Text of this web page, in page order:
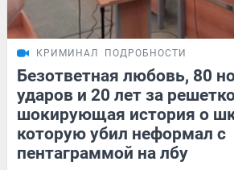
КРИМИНАЛ ПОДРОБНОСТИ
Безответная любовь, 80
ударов и 20 лет за
шокирующая история о
которую убил неформал с
пентаграммой на лбу